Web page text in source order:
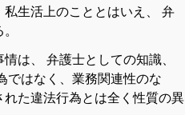
私生活 上のこと と はいえ
弁
。
情は 弁護士としての知識
ではなく 業務関連性のな
れた違法行為と は全く性質の異